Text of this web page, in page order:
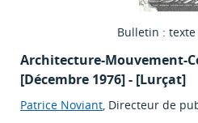
Bulletin :
Architecture-Mouvement-
[Décembre 1976] - [Lurçat]
Patrice Noviant, Directeur de